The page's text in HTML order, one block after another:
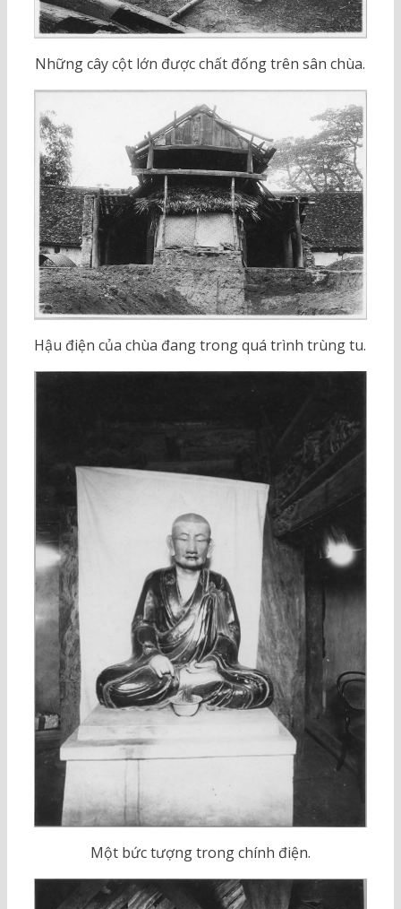
Những cây cột lớn được chất đống trên sân chùa.
Hậu điện của chùa đang trong quá trình trùng tu.
Một bức tượng trong chính điện.